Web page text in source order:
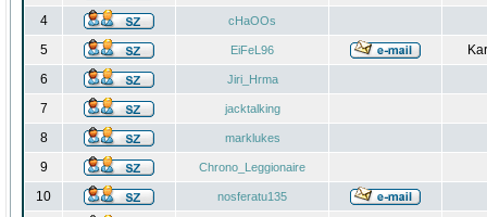
4 cHaOOs
5 EiFeL96
6
Jiri_Hrma
7 jacktalking
8 marklukes
9 Chrono_Leggionaire
10 nosferatu135